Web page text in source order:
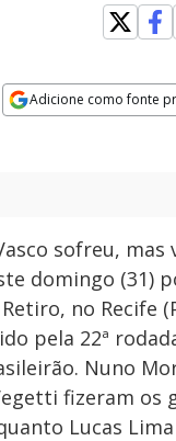
Adicione como fonte
sofreu, mas
domingo (31)
no Recife
pela 22ª
Nuno
fizeram os
Lucas